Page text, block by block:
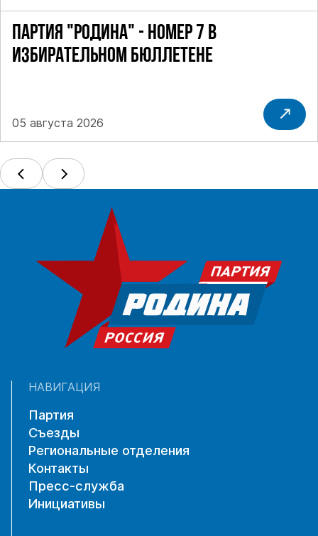
ПАРТИЯ "РОДИНА" - НОМЕР 7 В
ИЗБИРАТЕЛЬНОМ БЮЛЛЕТЕНЕ
05 августа 2026
НАВИГАЦИЯ
Партия
Съезды
Региональные отделения
Контакты
Пресс-служба
Инициативы